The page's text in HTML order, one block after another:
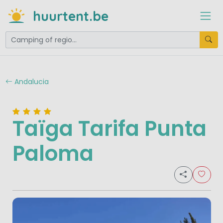
huurtent.be
Andalucia
Taïga Tarifa Punta
Paloma